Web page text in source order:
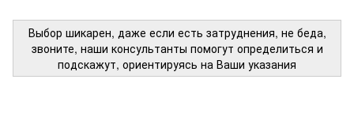
Выбор шикарен, даже если есть затруднения, не беда,
звоните, наши консультанты помогут определиться и
подскажут, ориентируясь на Ваши указания